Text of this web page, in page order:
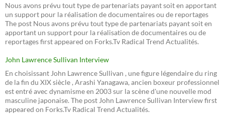
Nous avons prévu tout type de partenariats payant soit en apportant
un support pour la réalisation de documentaires ou de reportages
The post Nous avons prévu tout type de partenariats payant soit en
apportant un support pour la réalisation de documentaires ou de
reportages first appeared on Forks.Tv Radical Trend Actualités.
John Lawrence Sullivan Interview
En choisissant John Lawrence Sullivan , une figure légendaire du ring
de la fin du XIX siècle , Arashi Yanagawa, ancien boxeur professionnel
est entré avec dynamisme en 2003 sur la scène d'une nouvelle mod
masculine japonaise. The post John Lawrence Sullivan Interview first
appeared on Forks.Tv Radical Trend Actualités.